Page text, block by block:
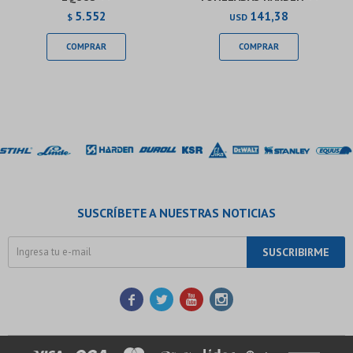
$ 5.552 USD 141,38
SUSCRÍBETE A NUESTRAS NOTICIAS
SUSCRIBIRME
   